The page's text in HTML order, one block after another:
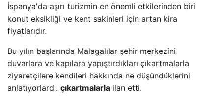
İspanya'da aşırı turizmin en önemli etkilerinden biri
konut eksikliği ve kent sakinleri için artan kira
fiyatlarıdır.
Bu yılın başlarında Malagalılar şehir merkezini
duvarlara ve kapılara yapıştırdıkları çıkartmalarla
ziyaretçilere kendileri hakkında ne düşündüklerini
anlatıyorlardı. çıkartmalarla ilan etti.